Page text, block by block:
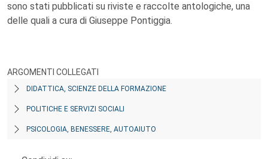
sono stati pubblicati su riviste e raccolte antologiche, una
delle quali a cura di Giuseppe Pontiggia.
ARGOMENTI COLLEGATI
DIDATTICA, SCIENZE DELLA FORMAZIONE
POLITICHE E SERVIZI SOCIALI
PSICOLOGIA, BENESSERE, AUTOAIUTO